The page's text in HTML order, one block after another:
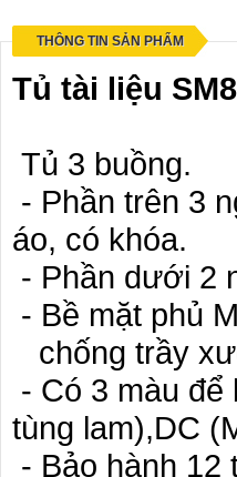
THÔNG TIN SẢN PHẨM
Tủ tài liệu
Tủ 3 buồng.
- Phần trên 3
áo, có khóa.
- Phần dưới 2
- Bề mặt phủ
chống trầy
- Có 3 màu để
tùng lam),DC
- Bảo hành 12